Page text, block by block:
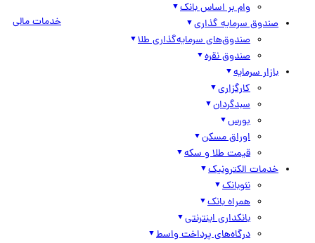
وام بر اساس بانک
صندوق سرمایه گذاری
صندوق‌های سرمایه‌گذاری طلا
صندوق نقره
بازار سرمایه
کارگزاری
سبدگردان
بورس
اوراق مسکن
قیمت طلا و سکه
خدمات الکترونیک
نئوبانک
همراه بانک
بانکداری اینترنتی
درگاه‌های پرداخت واسط
خدمات مالی